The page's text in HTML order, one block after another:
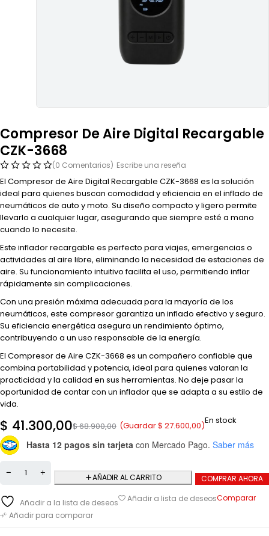
Compresor De Aire Digital Recargable
CZK-3668
(0 Comentarios) Escribe una reseña
El Compresor de Aire Digital Recargable CZK-3668 es la solución
ideal para quienes buscan comodidad y eficiencia en el inflado de
neumáticos de auto y moto. Su diseño compacto y ligero permite
llevarlo a cualquier lugar, asegurando que siempre esté a mano
cuando lo necesite.
Este inflador recargable es perfecto para viajes, emergencias o
actividades al aire libre, eliminando la necesidad de estaciones de
aire. Su funcionamiento intuitivo facilita el uso, permitiendo inflar
rápidamente sin complicaciones.
Con una presión máxima adecuada para la mayoría de los
neumáticos, este compresor garantiza un inflado efectivo y seguro.
Su eficiencia energética asegura un rendimiento óptimo,
contribuyendo a un uso responsable de la energía.
El Compresor de Aire CZK-3668 es un compañero confiable que
combina portabilidad y potencia, ideal para quienes valoran la
practicidad y la calidad en sus herramientas. No deje pasar la
oportunidad de contar con un inflador que se adapta a su estilo de
vida.
$68.900,00
$ 41.300,00 (Guardar$ 27.600,00)En stock
Hasta 12 pagos sin tarjeta con Mercado Pago. Saber más
AÑADIR AL CARRITO COMPRAR AHORA
Añadir a la lista de deseos Añadir a lista de deseosComparar
Añadir para comparar